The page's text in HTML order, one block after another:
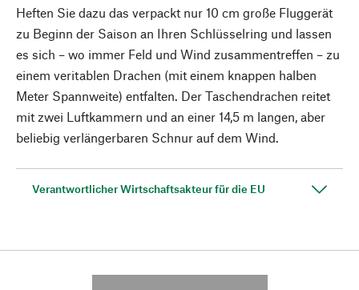
Heften Sie dazu das verpackt nur 10 cm große Fluggerät
zu Beginn der Saison an Ihren Schlüsselring und lassen
es sich – wo immer Feld und Wind zusammentreffen – zu
einem veritablen Drachen (mit einem knappen halben
Meter Spannweite) entfalten. Der Taschendrachen reitet
mit zwei Luftkammern und an einer 14,5 m langen, aber
beliebig verlängerbaren Schnur auf dem Wind.
Verantwortlicher Wirtschaftsakteur für die EU